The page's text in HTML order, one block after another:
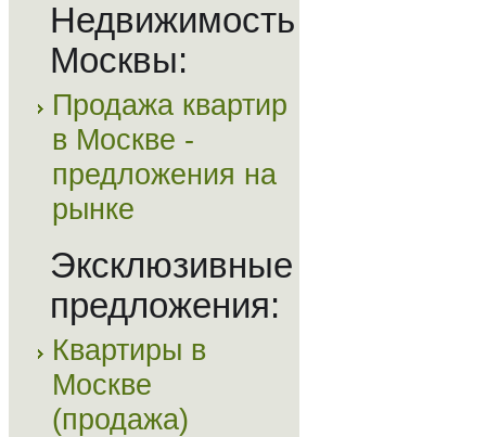
Недвижимость
Москвы:
Продажа квартир
в Москве -
предложения на
рынке
Эксклюзивные
предложения:
Квартиры в
Москве
(продажа)